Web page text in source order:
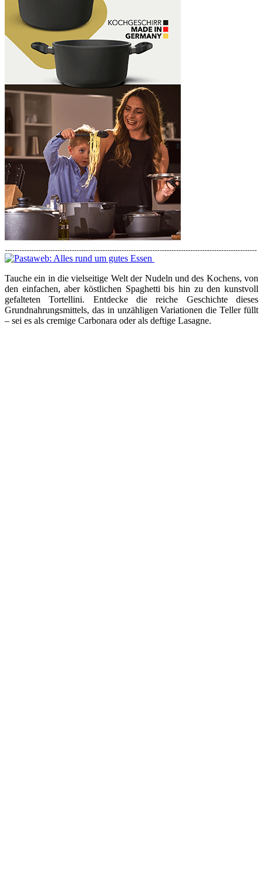
Tauche ein in die vielseitige Welt der Nudeln und des Kochens, von
den einfachen, aber köstlichen Spaghetti bis hin zu den kunstvoll
gefalteten Tortellini. Entdecke die reiche Geschichte dieses
Grundnahrungsmittels, das in unzähligen Variationen die Teller füllt
– sei es als cremige Carbonara oder als deftige Lasagne.